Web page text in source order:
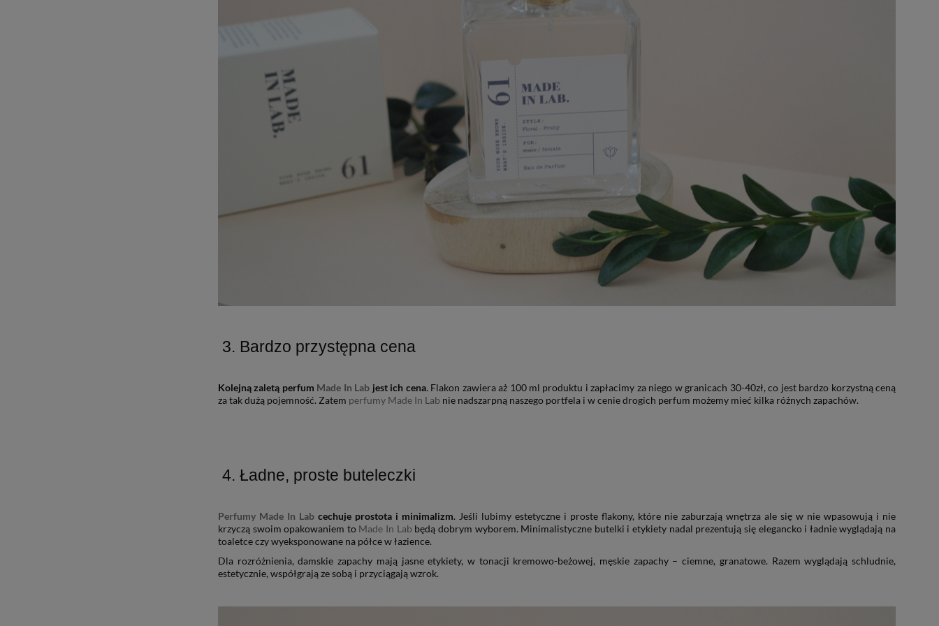
3. Bardzo przystępna cena
Kolejną zaletą perfum Made In Lab jest ich cena. Flakon zawiera aż 100 ml produktu i zapłacimy za niego w granicach 30-40zł, co jest bardzo korzystną ceną
za tak dużą pojemność. Zatem perfumy Made In Lab nie nadszarpną naszego portfela i w cenie drogich perfum możemy mieć kilka różnych zapachów.
4. Ładne, proste buteleczki
Perfumy Made In Lab cechuje prostota i minimalizm. Jeśli lubimy estetyczne i proste flakony, które nie zaburzają wnętrza ale się w nie wpasowują i nie
krzyczą swoim opakowaniem to Made In Lab będą dobrym wyborem. Minimalistyczne butelki i etykiety nadal prezentują się elegancko i ładnie wyglądają na
toaletce czy wyeksponowane na półce w łazience.
Dla rozróżnienia, damskie zapachy mają jasne etykiety, w tonacji kremowo-beżowej, męskie zapachy – ciemne, granatowe. Razem wyglądają schludnie,
estetycznie, współgrają ze sobą i przyciągają wzrok.